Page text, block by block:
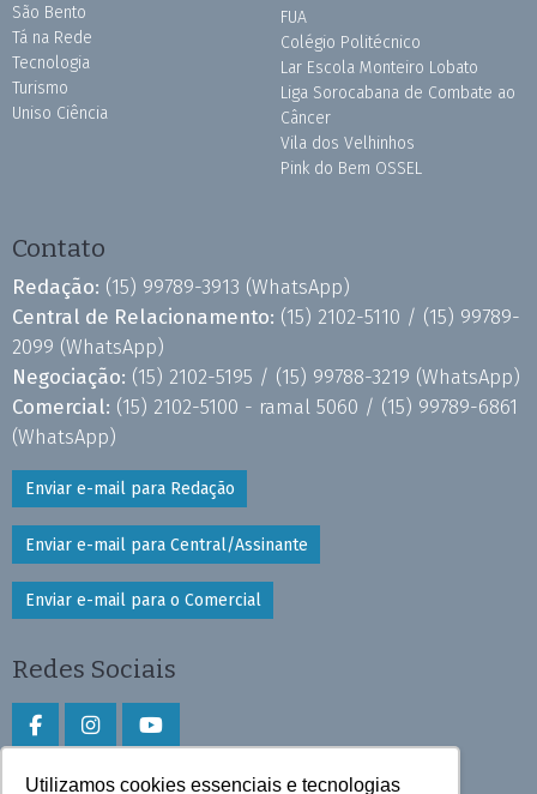
Utilizamos cookies essenciais e tecnologias
São Bento
Tá na Rede
Tecnologia
Turismo
Uniso Ciência
FUA
Colégio Politécnico
Lar Escola Monteiro Lobato
Liga Sorocabana de Combate ao
Câncer
Vila dos Velhinhos
Pink do Bem OSSEL
Contato
Redação: (15) 99789-3913 (WhatsApp)
Central de Relacionamento: (15) 2102-5110 / (15) 99789-
2099 (WhatsApp)
Negociação: (15) 2102-5195 / (15) 99788-3219 (WhatsApp)
Comercial: (15) 2102-5100 - ramal 5060 / (15) 99789-6861
(WhatsApp)
Enviar e-mail para Redação
Enviar e-mail para Central/Assinante
Enviar e-mail para o Comercial
Redes Sociais